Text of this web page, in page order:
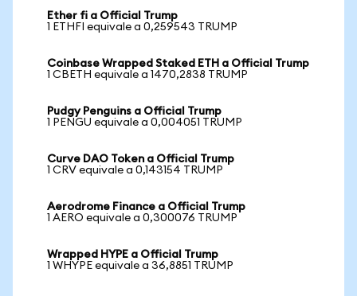
Ether fi a Official Trump
1 ETHFI equivale a 0,259543 TRUMP
Coinbase Wrapped Staked ETH a Official Trump
1 CBETH equivale a 1470,2838 TRUMP
Pudgy Penguins a Official Trump
1 PENGU equivale a 0,004051 TRUMP
Curve DAO Token a Official Trump
1 CRV equivale a 0,143154 TRUMP
Aerodrome Finance a Official Trump
1 AERO equivale a 0,300076 TRUMP
Wrapped HYPE a Official Trump
1 WHYPE equivale a 36,8851 TRUMP